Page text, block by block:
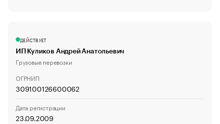
ДЕЙСТВУЕТ
ИП Куликов Андрей Анатольевич
Грузовые перевозки
ОГРНИП
309100126600062
Дата регистрации
23.09.2009